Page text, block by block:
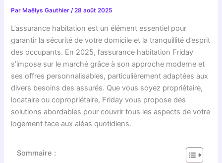
Par Maëlys Gauthier/28 août 2025
L’assurance habitation est un élément essentiel pour
garantir la sécurité de votre domicile et la tranquillité d’esprit
des occupants. En 2025, l’assurance habitation Friday
s’impose sur le marché grâce à son approche moderne et
ses offres personnalisables, particulièrement adaptées aux
divers besoins des assurés. Que vous soyez propriétaire,
locataire ou copropriétaire, Friday vous propose des
solutions abordables pour couvrir tous les aspects de votre
logement face aux aléas quotidiens.
Sommaire :